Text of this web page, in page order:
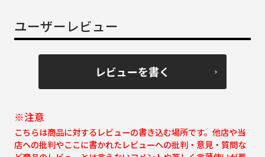
ユーザーレビュー
レビューを書く
※注意
こちらは商品に対するレビューの書き込む場所です。他店や当
店への批判やここに書かれたレビューへの批判・意見・質問な